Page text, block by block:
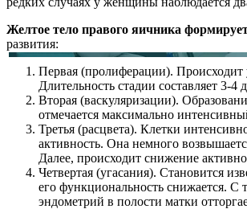
Желтое тело правого яичника
развития:
Первая (пролиферации). Происходит
Длительность стадии составляет 3-4
Вторая (васкуляризации).
отмечается максимально
Третья (расцвета). Клетки
активность. Она немного
Далее, происходит снижение
Четвертая (угасания). Становится
его функциональность снижается. С
эндометрий в полости матки